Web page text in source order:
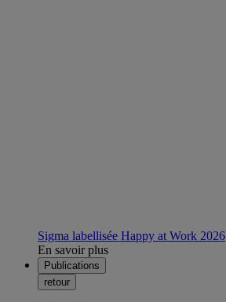
Sigma labellisée Happy at Work 2026
En savoir plus
Publications
retour